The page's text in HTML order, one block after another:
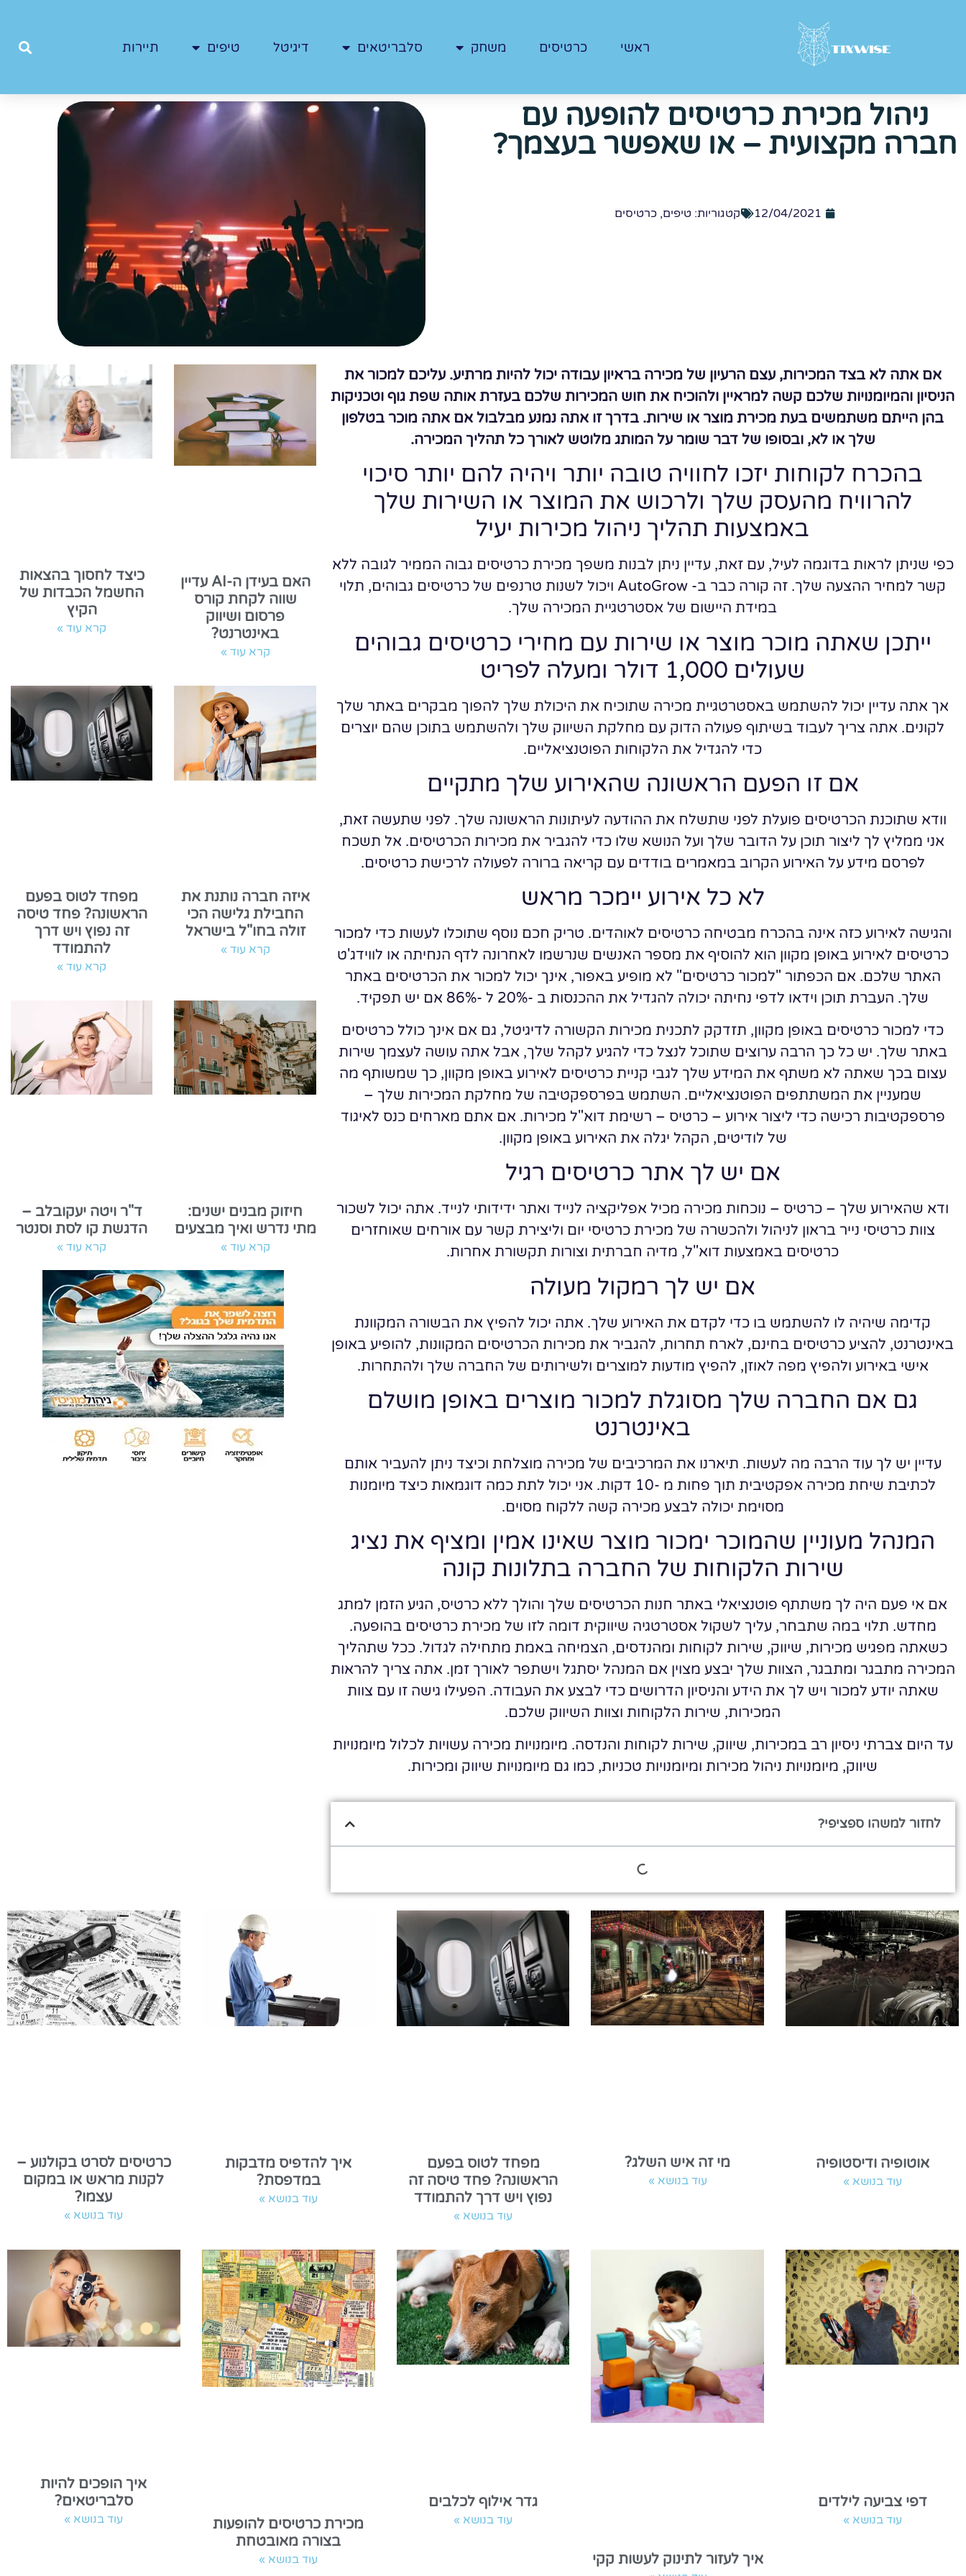
ראשי כרטיסים משחק סלבריטאים דיגיטל טיפים תיירות
ניהול מכירת כרטיסים להופעה עם
חברה מקצועית – או שאפשר בעצמך?
12/04/2021 קטגוריות: טיפים,כרטיסים
אם אתה לא בצד המכירות, עצם הרעיון של מכירה בראיון עבודה יכול להיות מרתיע. עליכם למכור את
הניסיון והמיומנויות שלכם קשה למראיין ולהוכיח את חוש המכירות שלכם בעזרת אותה שפת גוף וטכניקות
בהן הייתם משתמשים בעת מכירת מוצר או שירות. בדרך זו אתה נמנע מבלבול אם אתה מוכר בטלפון
שלך או לא, ובסופו של דבר שומר על המותג מלוטש לאורך כל תהליך המכירה.
בהכרח לקוחות יזכו לחוויה טובה יותר ויהיה להם יותר סיכוי
להרוויח מהעסק שלך ולרכוש את המוצר או השירות שלך
באמצעות תהליך ניהול מכירות יעיל
כפי שניתן לראות בדוגמה לעיל, עם זאת, עדיין ניתן לבנות משפך מכירת כרטיסים גבוה הממיר לגובה ללא
קשר למחיר ההצעה שלך. זה קורה כבר ב- AutoGrow ויכול לשנות טרנפים של כרטיסים גבוהים, תלוי
במידת היישום של אסטרטגיית המכירה שלך.
ייתכן שאתה מוכר מוצר או שירות עם מחירי כרטיסים גבוהים
שעולים 1,000 דולר ומעלה לפריט
אך אתה עדיין יכול להשתמש באסטרטגיית מכירה שתוכיח את היכולת שלך להפוך מבקרים באתר שלך
לקונים. אתה צריך לעבוד בשיתוף פעולה הדוק עם מחלקת השיווק שלך ולהשתמש בתוכן שהם יוצרים
כדי להגדיל את הלקוחות הפוטנציאליים.
אם זו הפעם הראשונה שהאירוע שלך מתקיים
וודא שתוכנת הכרטיסים פועלת לפני שתשלח את ההודעה לעיתונות הראשונה שלך. לפני שתעשה זאת,
אני ממליץ לך ליצור תוכן על הדובר שלך ועל הנושא שלו כדי להגביר את מכירות הכרטיסים. אל תשכח
לפרסם מידע על האירוע הקרוב במאמרים בודדים עם קריאה ברורה לפעולה לרכישת כרטיסים.
לא כל אירוע יימכר מראש
והגישה לאירוע כזה אינה בהכרח מבטיחה כרטיסים לאוהדים. טריק חכם נוסף שתוכלו לעשות כדי למכור
כרטיסים לאירוע באופן מקוון הוא להוסיף את מספר האנשים שנרשמו לאחרונה לדף הנחיתה או לווידג'ט
האתר שלכם. אם הכפתור "למכור כרטיסים" לא מופיע באפור, אינך יכול למכור את הכרטיסים באתר
שלך. העברת תוכן וידאו לדפי נחיתה יכולה להגדיל את ההכנסות ב -20% ל -86% אם יש תפקיד.
כדי למכור כרטיסים באופן מקוון, תזדקק לתכנית מכירות הקשורה לדיגיטל, גם אם אינך כולל כרטיסים
באתר שלך. יש כל כך הרבה ערוצים שתוכל לנצל כדי להגיע לקהל שלך, אבל אתה עושה לעצמך שירות
עצום בכך שאתה לא משתף את המידע שלך לגבי קניית כרטיסים לאירוע באופן מקוון, כך שמשותף מה
שמעניין את המשתתפים הפוטנציאליים. השתמש בפרספקטיבה של מחלקת המכירות שלך –
פרספקטיבות רכישה כדי ליצור אירוע – כרטיס – רשימת דוא"ל מכירות. אם אתם מארחים כנס לאיגוד
של לודיטים, הקהל יגלה את האירוע באופן מקוון.
אם יש לך אתר כרטיסים רגיל
ודא שהאירוע שלך – כרטיס – נוכחות מכירה מכיל אפליקציה לנייד ואתר ידידותי לנייד. אתה יכול לשכור
צוות כרטיסי נייר בראון לניהול ולהכשרה של מכירת כרטיסי יום וליצירת קשר עם אורחים שאוחזרים
כרטיסים באמצעות דוא"ל, מדיה חברתית וצורות תקשורת אחרות.
אם יש לך רמקול מעולה
קדימה שיהיה לו להשתמש בו כדי לקדם את האירוע שלך. אתה יכול להפיץ את הבשורה המקוונת
באינטרנט, להציע כרטיסים בחינם, לארח תחרות, להגביר את מכירות הכרטיסים המקוונות, להופיע באופן
אישי באירוע ולהפיץ מפה לאוזן, להפיץ מודעות למוצרים ולשירותים של החברה שלך ולהתחרות.
גם אם החברה שלך מסוגלת למכור מוצרים באופן מושלם
באינטרנט
עדיין יש לך עוד הרבה מה לעשות. תיארנו את המרכיבים של מכירה מוצלחת וכיצד ניתן להעביר אותם
לכתיבת שיחת מכירה אפקטיבית תוך פחות מ -10 דקות. אני יכול לתת כמה דוגמאות כיצד מיומנות
מסוימת יכולה לבצע מכירה קשה ללקוח מסוים.
המנהל מעוניין שהמוכר ימכור מוצר שאינו אמין ומציף את נציג
שירות הלקוחות של החברה בתלונות קונה
אם אי פעם היה לך משתתף פוטנציאלי באתר חנות הכרטיסים שלך והולך ללא כרטיס, הגיע הזמן למתג
מחדש. תלוי במה שתבחר, עליך לשקול אסטרטגיה שיווקית דומה לזו של מכירת כרטיסים בהופעה.
כשאתה מפגיש מכירות, שיווק, שירות לקוחות ומהנדסים, הצמיחה באמת מתחילה לגדול. ככל שתהליך
המכירה מתבגר ומתבגר, הצוות שלך יבצע מצוין אם המנהל יסתגל וישתפר לאורך זמן. אתה צריך להראות
שאתה יודע למכור ויש לך את הידע והניסיון הדרושים כדי לבצע את העבודה. הפעילו גישה זו עם צוות
המכירות, שירות הלקוחות וצוות השיווק שלכם.
עד היום צברתי ניסיון רב במכירות, שיווק, שירות לקוחות והנדסה. מיומנויות מכירה עשויות לכלול מיומנויות
שיווק, מיומנויות ניהול מכירות ומיומנויות טכניות, כמו גם מיומנויות שיווק ומכירות.
לחזור למשהו ספציפי?
האם בעידן ה-AI עדיין
שווה לקחת קורס
פרסום ושיווק
באינטרנט?
קרא עוד »
כיצד לחסוך בהצאות
החשמל הכבדות של
הקיץ
קרא עוד »
איזה חברה נותנת את
החבילת גלישה הכי
זולה בחו"ל בישראל
קרא עוד »
מפחד לטוס בפעם
הראשונה? פחד טיסה
זה נפוץ ויש דרך
להתמודד
קרא עוד »
חיזוק מבנים ישנים:
מתי נדרש ואיך מבצעים
קרא עוד »
ד"ר ויטה יעקובלב –
הדגשת קו לסת וסנטר
קרא עוד »
אוטופיה ודיסטופיה
עוד בנושא »
מי זה איש השלג?
עוד בנושא »
מפחד לטוס בפעם
הראשונה? פחד טיסה זה
נפוץ ויש דרך להתמודד
עוד בנושא »
איך להדפיס מדבקות
במדפסת?
עוד בנושא »
כרטיסים לסרט בקולנוע –
לקנות מראש או במקום
עצמו?
עוד בנושא »
דפי צביעה לילדים
עוד בנושא »
איך לעזור לתינוק לעשות קקי
גדר אילוף לכלבים
עוד בנושא »
מכירת כרטיסים להופעות
בצורה מאובטחת
עוד בנושא »
איך הופכים להיות
סלבריטאים?
עוד בנושא »